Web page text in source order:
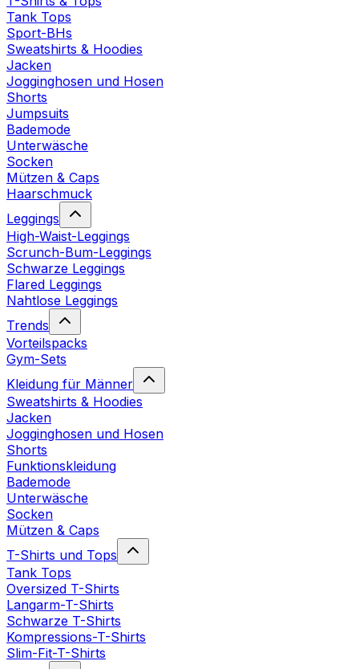
Tank Tops
Sport-BHs
Sweatshirts & Hoodies
Jacken
Jogginghosen und Hosen
Shorts
Jumpsuits
Bademode
Unterwäsche
Socken
Mützen & Caps
Haarschmuck
Leggings
High-Waist-Leggings
Scrunch-Bum-Leggings
Schwarze Leggings
Flared Leggings
Nahtlose Leggings
Trends
Vorteilspacks
Gym-Sets
Kleidung für Männer
Sweatshirts & Hoodies
Jacken
Jogginghosen und Hosen
Shorts
Funktionskleidung
Bademode
Unterwäsche
Socken
Mützen & Caps
T-Shirts und Tops
Tank Tops
Oversized T-Shirts
Langarm-T-Shirts
Schwarze T-Shirts
Kompressions-T-Shirts
Slim-Fit-T-Shirts